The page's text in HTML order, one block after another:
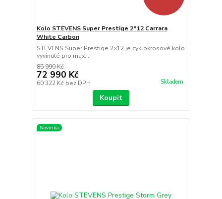
Kolo STEVENS Super Prestige 2*12 Carrara
White Carbon
STEVENS Super Prestige 2×12 je cyklokrosové kolo
vyvinuté pro max...
85 990 Kč
72 990 Kč
60 322 Kč bez DPH Skladem
Koupit
Novinka